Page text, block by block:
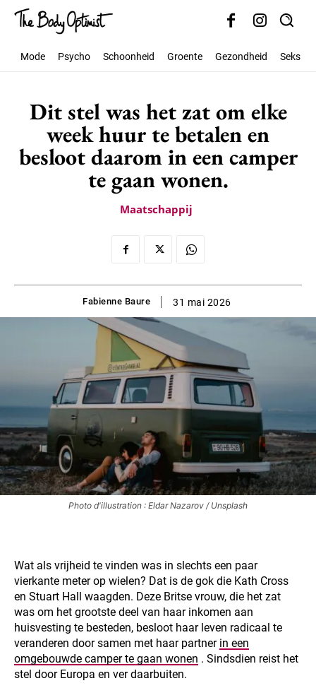
Mode Psycho Schoonheid Groente Gezondheid Seks
Dit stel was het zat om elke
week huur te betalen en
besloot daarom in een camper
te gaan wonen.
Maatschappij
Fabienne Baure 31 mai 2026
Photo d'illustration : Eldar Nazarov / Unsplash
Wat als vrijheid te vinden was in slechts een paar
vierkante meter op wielen? Dat is de gok die Kath Cross
en Stuart Hall waagden. Deze Britse vrouw, die het zat
was om het grootste deel van haar inkomen aan
huisvesting te besteden, besloot haar leven radicaal te
veranderen door samen met haar partner in een
omgebouwde camper te gaan wonen . Sindsdien reist het
stel door Europa en ver daarbuiten.